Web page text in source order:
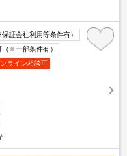
証会社利用等条件有）
※一部条件有）
ライン相談可